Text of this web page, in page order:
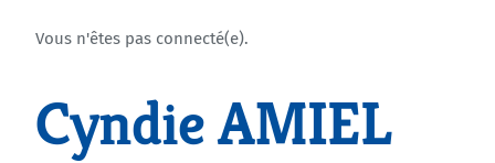
Vous n'êtes pas connecté(e).
Cyndie AMIEL